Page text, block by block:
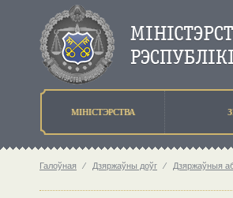
МIНIСТЭРСТВА
Галоўная ⁄ Дзяржаўны доўг ⁄ Дзяржаўныя